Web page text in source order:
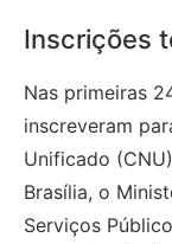
Inscrições
Nas primeiras
inscreveram
Unificado
Brasília, o
Serviços